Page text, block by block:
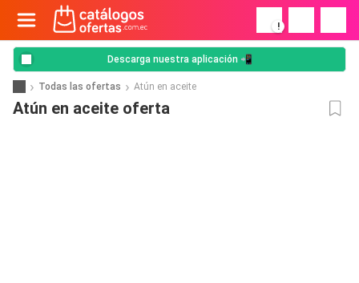
!
Descarga nuestra aplicación 📲
Todas las ofertas Atún en aceite
Atún en aceite oferta